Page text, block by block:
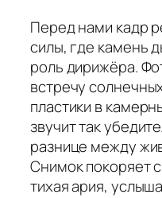
Перед нами кадр
силы, где камень
роль дирижёра.
встречу
пластики в
звучит так
разнице между
Снимок покоряет
тихая ария,